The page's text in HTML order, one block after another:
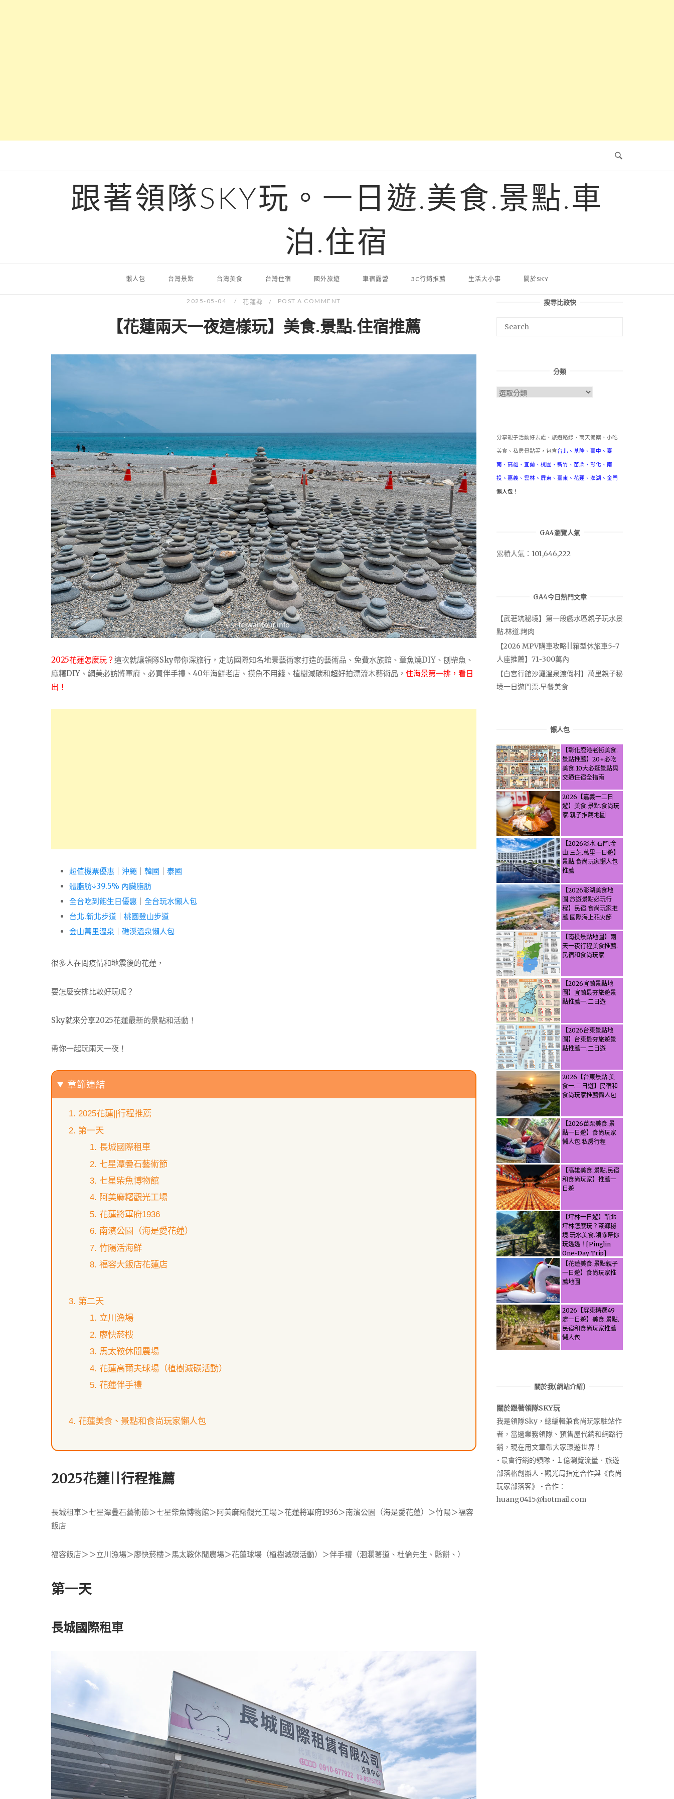
跟著領隊SKY玩。一日遊.美食.景點.車
泊.住宿
懶人包 台灣景點 台灣美食 台灣住宿 國外旅遊 車宿露營 3C行銷推薦 生活大小事 關於SKY
2025-05-04 花蓮縣 POST A COMMENT
【花蓮兩天一夜這樣玩】美食.景點.住宿推薦
2025花蓮怎麼玩？ 這次就讓領隊Sky帶你深旅行，走訪國際知名地景藝術家打造的藝術品、免費水族館、章魚燒DIY、刨柴魚、
麻糬DIY、網美必訪將軍府、必買伴手禮、40年海鮮老店、摸魚不用錢、植樹減碳和超好拍漂流木藝術品， 住海景第一排，看日
出！
超值機票優惠 沖繩 韓國
泰國
體脂肪↓39.5% 內臟脂肪
全台吃到飽生日優惠
全台玩水懶人包
台北.新北步道
桃園登山步道
金山萬里溫泉
礁溪溫泉懶人包
很多人在問疫情和地震後的花蓮，
要怎麼安排比較好玩呢？
Sky就來分享2025花蓮最新的景點和活動！
帶你一起玩兩天一夜！
章節連結
2025花蓮||行程推薦
第一天
長城國際租車
七星潭疊石藝術節
七星柴魚博物館
阿美麻糬觀光工場
花蓮將軍府1936
南濱公園（海是愛花蓮）
竹陽活海鮮
福容大飯店花蓮店
第二天
立川漁場
廖快菸樓
馬太鞍休閒農場
花蓮高爾夫球場（植樹減碳活動）
花蓮伴手禮
花蓮美食、景點和食尚玩家懶人包
2025花蓮||行程推薦
長城租車＞七星潭疊石藝術節＞七星柴魚博物館＞阿美麻糬觀光工場＞花蓮將軍府1936＞南濱公園（海是愛花蓮）＞竹陽＞福容
飯店
福容飯店＞＞立川漁場＞廖快菸樓＞馬太鞍休閒農場＞花蓮球場（植樹減碳活動）＞伴手禮（洄瀾薯道、杜倫先生、縣餅、）
第一天
長城國際租車
搜尋比較快
分類
分
分享親子活動好去處、旅遊路線、雨天備案、小吃
美食、私房景點等，包含台北 、 基隆 、 臺中 、 臺
南 、 高雄 、 宜蘭 、 桃園 、 新竹 、 苗栗 、 彰化 、 南
投 、 嘉義 、 雲林 、 屏東 、 臺東 、 花蓮 、 澎湖 、 金門
懶人包！
GA4瀏覽人氣
累積人氣：101,646,222
GA4今日熱門文章
【武荖坑秘境】第一段戲水區親子玩水景
點.林道.烤肉
【2026 MPV購車攻略||箱型休旅車5~7
人座推薦】71~300萬內
【白宮行館沙灘溫泉渡假村】萬里親子秘
境一日遊門票.早餐美食
懶人包
【彰化鹿港老街美食.
景點推薦】20+必吃
美食.10大必逛景點與
交通住宿全指南
2026【嘉義一二日
遊】美食.景點.食尚玩
家.親子推薦地圖
【2026淡水.石門.金
山.三芝.萬里一日遊】
景點.食尚玩家懶人包
推薦
【2026澎湖美食地
圖.旅遊景點必玩行
程】民宿.食尚玩家推
薦.國際海上花火節
【南投景點地圖】兩
天一夜行程美食推薦.
民宿和食尚玩家
【2026宜蘭景點地
圖】宜蘭最夯旅遊景
點推薦一.二日遊
【2026台東景點地
圖】台東最夯旅遊景
點推薦一.二日遊
2026【台東景點.美
食一.二日遊】民宿和
食尚玩家推薦懶人包
【2026苗栗美食.景
點一日遊】食尚玩家
懶人包.私房行程
【高雄美食.景點.民宿
和食尚玩家】推薦一
日遊
【坪林一日遊】新北
坪林怎麼玩？茶鄉秘
境.玩水美食.領隊帶你
玩透透！[Pinglin
One-Day Trip]
How to explore
Pinglin, New
Taipei? Tea Village
Let the guide take
you through it all!
【花蓮美食.景點親子
一日遊】食尚玩家推
薦地圖
2026【屏東精選49
處一日遊】美食.景點.
民宿和食尚玩家推薦
懶人包
關於我(網站介紹)
關於跟著領隊SKY玩
我是領隊Sky，總編輯兼食尚玩家駐站作
者，當過業務領隊、預售屋代銷和網路行
銷，現在用文章帶大家環遊世界！
• 最會行銷的領隊 • １億瀏覽流量．旅遊
部落格創辦人 • 觀光局指定合作與《食尚
玩家部落客》 • 合作：
huang0415@hotmail.com